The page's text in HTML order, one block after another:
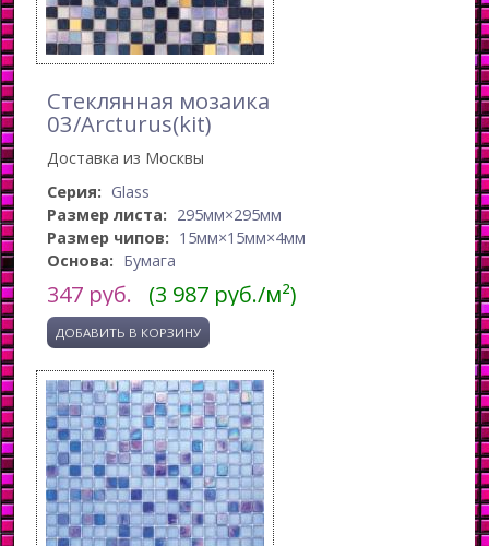
Стеклянная мозаика
03/Arcturus(kit)
Доставка из Москвы
Серия: Glass
Размер листа: 295мм×295мм
Размер чипов: 15мм×15мм×4мм
Основа: Бумага
347 руб. (3 987 руб./м²)